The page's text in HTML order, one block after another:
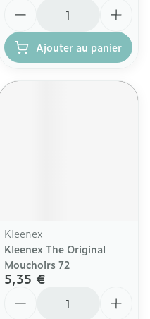
Ajouter au panier
Kleenex
Kleenex The Original
Mouchoirs 72
5,35 €